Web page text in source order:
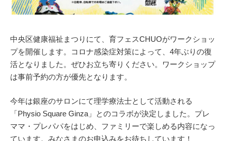
中央区健康福祉まつりにて、育フェスCHUOがワークショッ
プを開催します。コロナ感染症対策によって、4年ぶりの復
活となりました。ぜひお立ち寄りください。ワークショップ
は事前予約の方が優先となります。
今年は銀座のサロンにて理学療法士として活動される
「Physio Square Ginza」とのコラボが決定しました。プレ
ママ・プレパパをはじめ、ファミリーで楽しめる内容になっ
ています。みなさまのお申込みをお待ちしています！